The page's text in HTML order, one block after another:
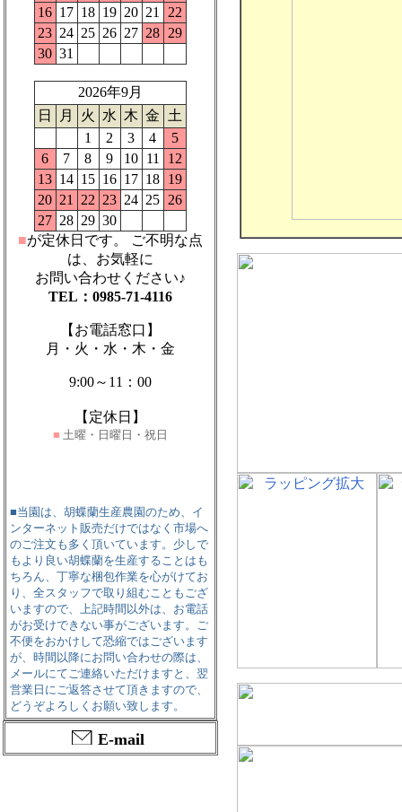
16 17 18 19 20 21
22
23 24 25 26 27 28 29
30 31
2026年9月
日
月 火 水 木 金
土
1
2 3 4
5
6
7 8 9 10 11
12
13 14 15 16 17 18 19
20 21 22 23 24 25 26
27 28 29 30
■が定休日です。
ご不明な点
は、お気軽に
お問い合わせください♪
TEL：0985-71-4116
【お電話窓口】
月・火・水・木・金
9:00～11：00
【定休日】
■ 土曜・日曜日・祝日
■当園は、胡蝶蘭生産農園のため、イ
ンターネット販売だけではなく市場へ
のご注文も多く頂いています。少しで
もより良い胡蝶蘭を生産することはも
ちろん、丁寧な梱包作業を心がけてお
り、全スタッフで取り組むこともござ
いますので、上記時間以外は、お電話
がお受けできない事がございます。ご
不便をおかけして恐縮ではございます
が、時間以降にお問い合わせの際は、
メールにてご連絡いただけますと、翌
営業日にご返答させて頂きますので、
どうぞよろしくお願い致します。
E-mail